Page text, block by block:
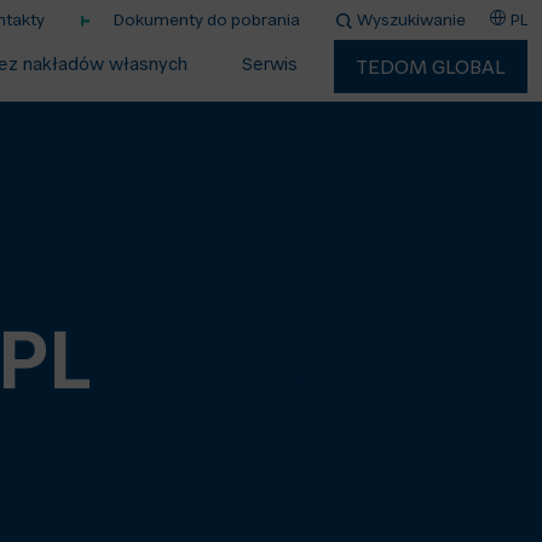
Dokumenty do pobrania Wyszukiwanie PL
nakładów własnych Serwis TEDOM GLOBAL